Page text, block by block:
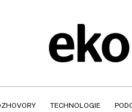
TECHNOLOGIE